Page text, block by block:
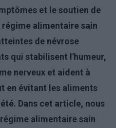
et le soutien de
régime alimentaire sain
de névrose
qui stabilisent l'humeur,
nerveux et aident à
en évitant les aliments
Dans cet article, nous
alimentaire sain